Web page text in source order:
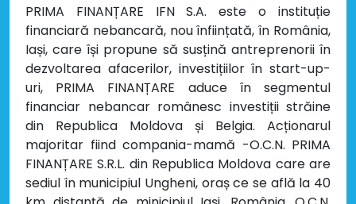
PRIMA FINANȚARE IFN S.A. este o instituție
financiară nebancară, nou înființată, în România,
Iași, care își propune să susțină antreprenorii în
dezvoltarea afacerilor, investițiilor în start-up-
uri, PRIMA FINANȚARE aduce în segmentul
financiar nebancar românesc investiții străine
din Republica Moldova și Belgia. Acționarul
majoritar fiind compania-mamă -O.C.N. PRIMA
FINANȚARE S.R.L. din Republica Moldova care are
sediul în municipiul Ungheni, oraș ce se află la 40